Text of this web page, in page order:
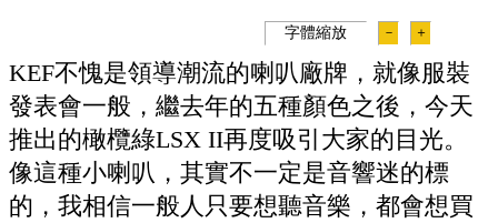
字體縮放 － ＋
KEF不愧是領導潮流的喇叭廠牌，就像服裝
發表會一般，繼去年的五種顏色之後，今天
推出的橄欖綠LSX II再度吸引大家的目光。
像這種小喇叭，其實不一定是音響迷的標
的，我相信一般人只要想聽音樂，都會想買